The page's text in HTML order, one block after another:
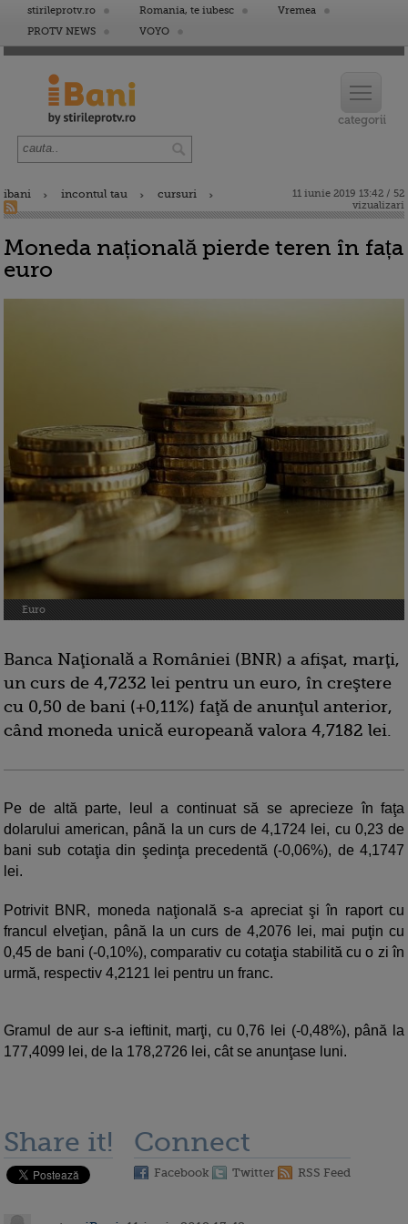
stirileprotv.ro Romania, te iubesc
Vremea
PROTV NEWS
VOYO
ibani incontul tau cursuri
11 iunie 2019 13:42 / 52
vizualizari
Moneda națională pierde teren în fața
euro
Euro
Banca Naţională a României (BNR) a afişat, marţi,
un curs de 4,7232 lei pentru un euro, în creştere
cu 0,50 de bani (+0,11%) faţă de anunţul anterior,
când moneda unică europeană valora 4,7182 lei.
Pe de altă parte, leul a continuat să se aprecieze în faţa
dolarului american, până la un curs de 4,1724 lei, cu 0,23 de
bani sub cotaţia din şedinţa precedentă (-0,06%), de 4,1747
lei.
Potrivit BNR, moneda naţională s-a apreciat şi în raport cu
francul elveţian, până la un curs de 4,2076 lei, mai puţin cu
0,45 de bani (-0,10%), comparativ cu cotaţia stabilită cu o zi în
urmă, respectiv 4,2121 lei pentru un franc.
Gramul de aur s-a ieftinit, marţi, cu 0,76 lei (-0,48%), până la
177,4099 lei, de la 178,2726 lei, cât se anunţase luni.
Share it! Connect
Facebook Twitter RSS Feed